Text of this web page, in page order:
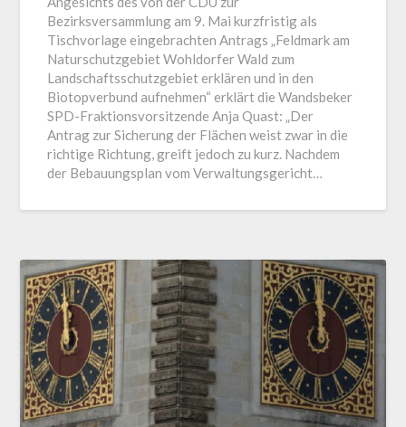
Bezirksversammlung am 9. Mai kurzfristig als
Tischvorlage eingebrachten Antrags „Feldmark am
Naturschutzgebiet Wohldorfer Wald zum
Landschaftsschutzgebiet erklären und in den
Biotopverbund aufnehmen“ erklärt die Wandsbeker
SPD-Fraktionsvorsitzende Anja Quast: „Der
Antrag zur Sicherung der Flächen weist zwar in die
richtige Richtung, greift jedoch zu kurz. Nachdem
der Bebauungsplan vom Verwaltungsgericht…